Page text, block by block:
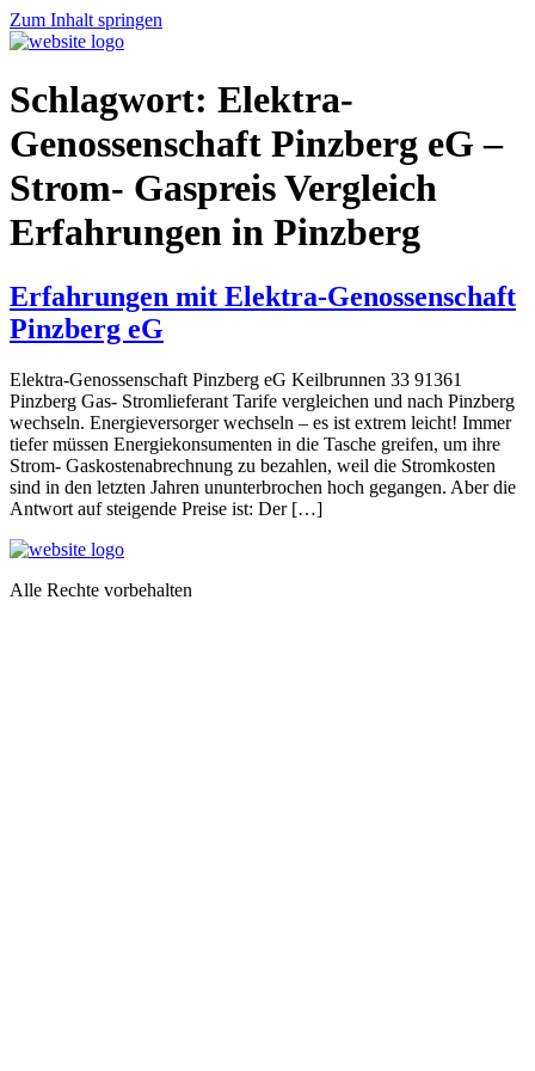
Zum Inhalt springen
Schlagwort: Elektra-
Genossenschaft Pinzberg eG –
Strom- Gaspreis Vergleich
Erfahrungen in Pinzberg
Erfahrungen mit Elektra-Genossenschaft
Pinzberg eG
Elektra-Genossenschaft Pinzberg eG Keilbrunnen 33 91361
Pinzberg Gas- Stromlieferant Tarife vergleichen und nach Pinzberg
wechseln. Energieversorger wechseln – es ist extrem leicht! Immer
tiefer müssen Energiekonsumenten in die Tasche greifen, um ihre
Strom- Gaskostenabrechnung zu bezahlen, weil die Stromkosten
sind in den letzten Jahren ununterbrochen hoch gegangen. Aber die
Antwort auf steigende Preise ist: Der […]
Alle Rechte vorbehalten